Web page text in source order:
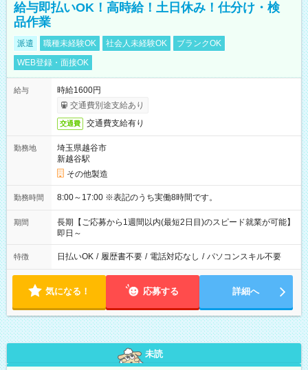
給与即払いOK！高時給！土日休み！仕分け・検
品作業
派遣 職種未経験OK 社会人未経験OK
ブランクOK
WEB登録・面接OK
給与
時給1600円
交通費別途支給あり
交通費 交通費支給有り
勤務地
埼玉県越谷市
新越谷駅
その他製造
勤務時間 8:00～17:00 ※表記のうち実働8時間です。
期間
長期【ご応募から1週間以内(最短2日目)のスピード就業が可能】
即日～
特徴 日払いOK / 履歴書不要 / 電話対応なし / パソコンスキル不要
気になる！ 応募する 詳細へ
未読